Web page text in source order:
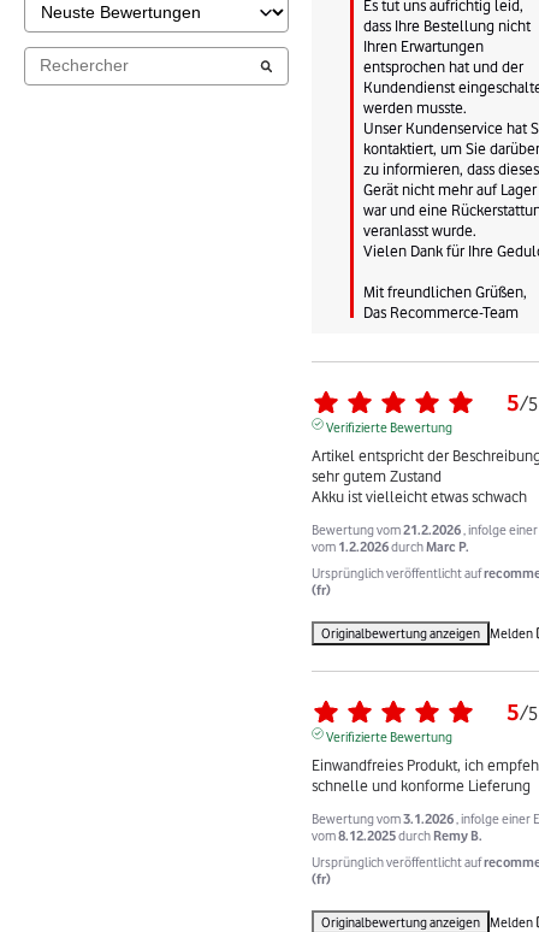
Es tut uns aufrichtig leid,
dass Ihre Bestellung nicht
Ihren Erwartungen
entsprochen hat und der
Kundendienst
werden musste.
Unser Kundenservice hat
kontaktiert, um Sie darüber
zu informieren, dass dieses
Gerät nicht mehr auf Lager
war und eine
veranlasst wurde.
Vielen Dank für Ihre
Mit freundlichen Grüßen,
Das Recommerce-Team
5/5
Verifizierte Bewertung
Artikel entspricht der
sehr gutem Zustand
Akku ist vielleicht etwas schwach
Bewertung vom21.2.2026 , infolge
vom 1.2.2026durchMarc P.
Ursprünglich veröffentlicht auf
(fr)
Originalbewertung anzeigen Melden
5/5
Verifizierte Bewertung
Einwandfreies Produkt, ich
schnelle und konforme Lieferung
Bewertung vom3.1.2026 , infolge einer
vom8.12.2025durch Remy B.
Ursprünglich veröffentlicht auf
(fr)
Originalbewertung anzeigen Melden